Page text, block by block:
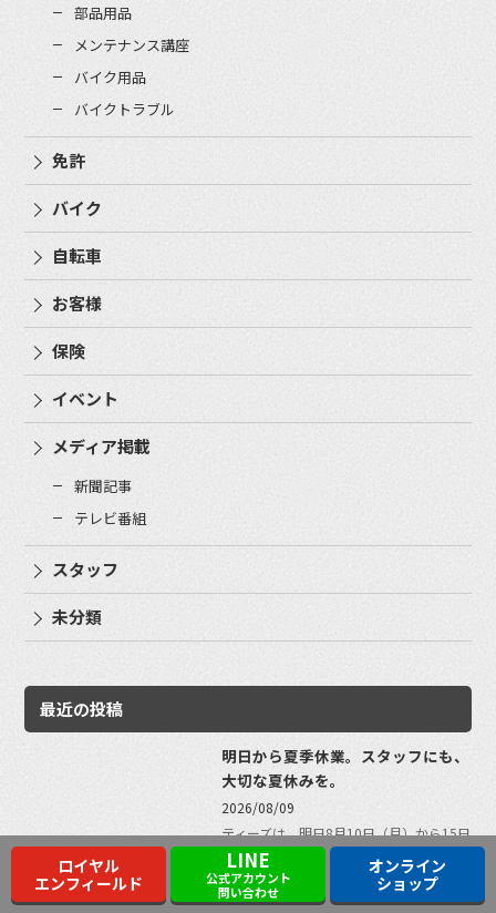
部品用品
メンテナンス講座
バイク用品
バイクトラブル
免許
バイク
自転車
お客様
保険
イベント
メディア掲載
新聞記事
テレビ番組
スタッフ
未分類
最近の投稿
明日から夏季休業。スタッフにも、
大切な夏休みを。
2026/08/09
ティーズは、明日8月10日（月）から15日
（土）まで、夏季休業をいただきます。
期間中はご…
ロイヤル
エンフィールド
LINE
公式アカウント
問い合わせ
オンライン
ショップ